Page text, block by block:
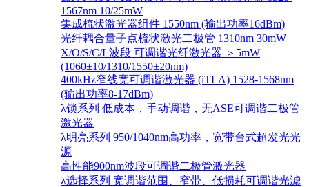
1567nm 10/25mW
集成梳状激光器组件 1550nm (输出功率16dBm)
光纤耦合量子点梳状激光二极管 1310nm 30mW
X/O/S/C/L波段 可调谐光纤激光器 ＞5mW
(1060±10/1310/1550±20nm)
400kHz窄线宽可调谐激光器 (iTLA) 1528-1568nm
(输出功率8-17dBm)
λ锁系列 低成本，手动调谐，无ASE可调谐二极管
激光器
λ明亮系列 950/1040nm高功率，宽带台式超发光光
源
高性能900nm波段可调谐二极管激光器
λ选择系列 宽调谐范围、窄带、低损耗可调谐光滤